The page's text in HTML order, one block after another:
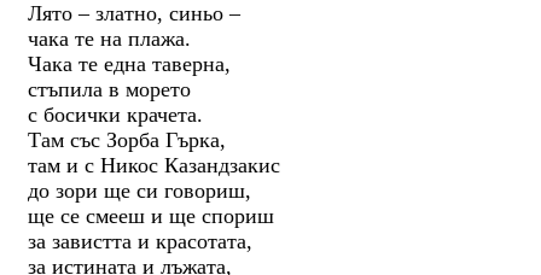
Лято – златно, синьо –
чака те на плажа.
Чака те една таверна,
стъпила в морето
с босички крачета.
Там със Зорба Гърка,
там и с Никос Казандзакис
до зори ще си говориш,
ще се смееш и ще спориш
за завистта и красотата,
за истината и лъжата,